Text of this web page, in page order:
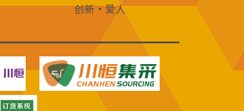
创新·爱人